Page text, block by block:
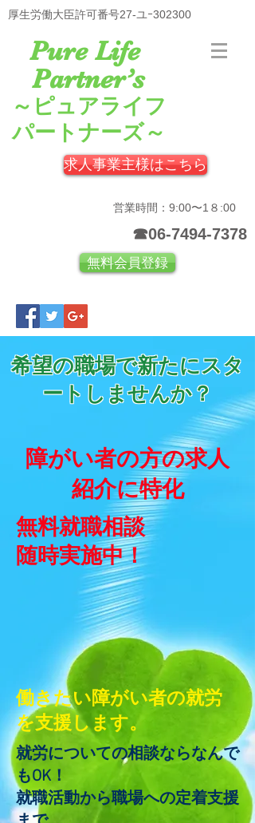
厚生労働大臣許可番号27-ユｰ302300
Pure Life
Partner’s
～ピュアライフ
パートナーズ～
求人事業主様はこちら
営業時間：9:00〜1８:00
☎06-7494-7378
無料会員登録
希望の職場で新たにスタ
ートしませんか？
​障がい者の方の求人
紹介に特化
無料就職相談
随時実施中！
働きたい障がい者の就労
を支援します。
就労についての相談ならなんで
もOK！
就職活動から職場への定着支援